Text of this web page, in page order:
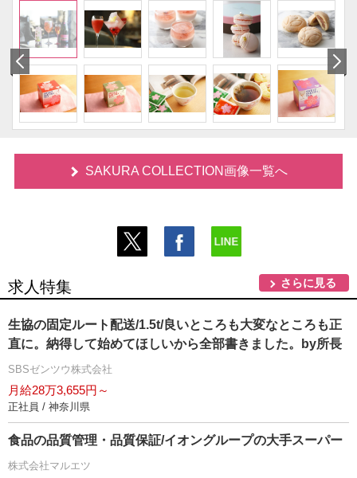
SAKURA COLLECTION画像一覧へ
求人特集 さらに見る
生協の固定ルート配送/1.5t/良いところも大変なところも正
直に。納得して始めてほしいから全部書きました。by所長
SBSゼンツウ株式会社
月給28万3,655円～
正社員 / 神奈川県
食品の品質管理・品質保証/イオングループの大手スーパー
株式会社マルエツ